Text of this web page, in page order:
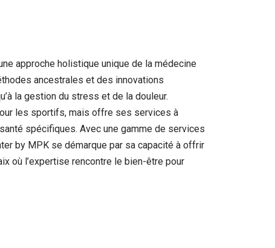
approche holistique unique de la médecine
ancestrales et des innovations
la gestion du stress et de la douleur.
les sportifs, mais offre ses services à
spécifiques. Avec une gamme de services
by MPK se démarque par sa capacité à offrir
où l’expertise rencontre le bien-être pour